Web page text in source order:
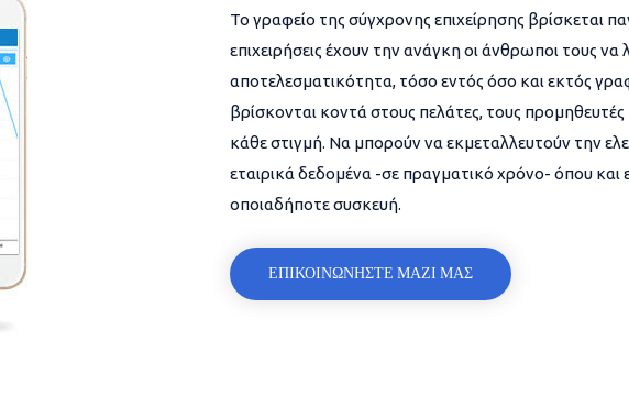
Το γραφείο της σύγχρονης επιχείρησης βρίσκεται
επιχειρήσεις έχουν την ανάγκη οι άνθρωποι τους να
αποτελεσματικότητα, τόσο εντός όσο και εκτός
βρίσκονται κοντά στους πελάτες, τους προμηθευτές
κάθε στιγμή. Να μπορούν να εκμεταλλευτούν την
εταιρικά δεδομένα -σε πραγματικό χρόνο- όπου και
οποιαδήποτε συσκευή.
ΕΠΙΚΟΙΝΩΝΗΣΤΕ ΜΑΖΙ ΜΑΣ